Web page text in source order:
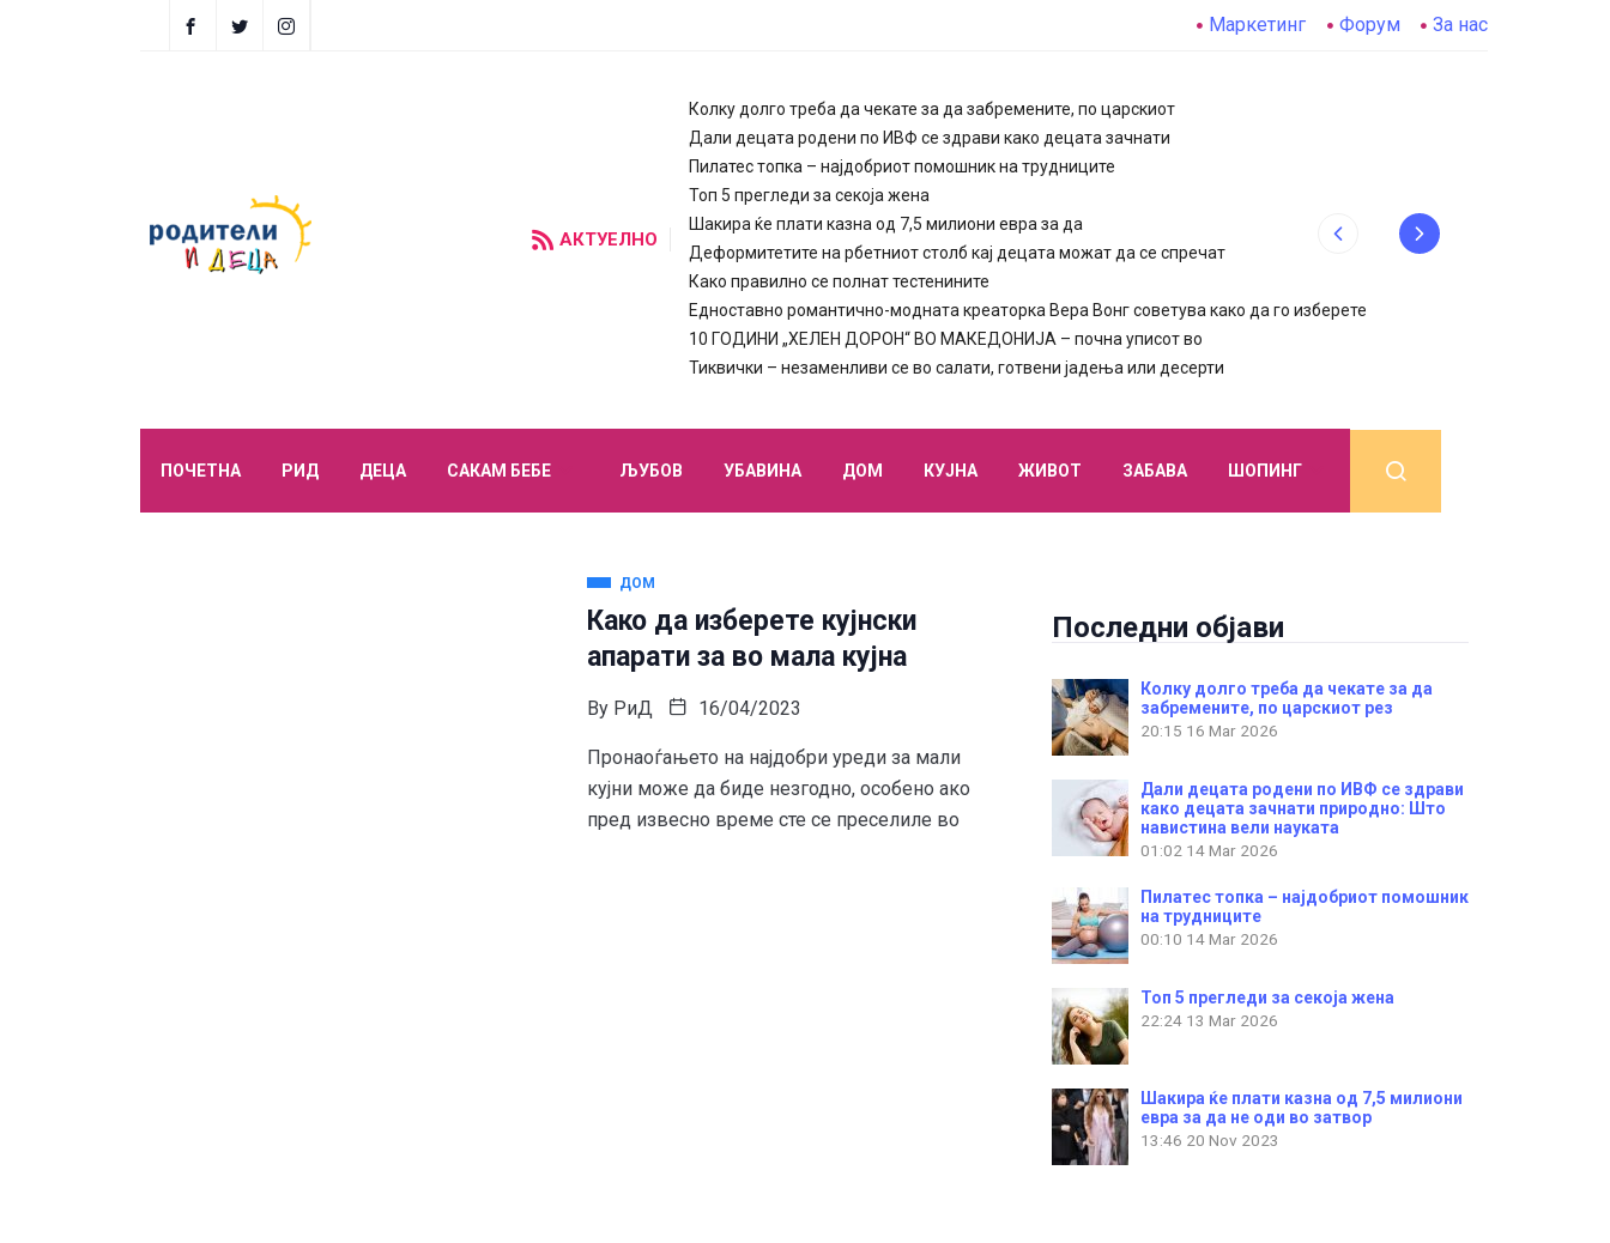
Маркетинг Форум За нас
АКТУЕЛНО
Колку долго треба да чекате за да забремените, по царскиот
Дали децата родени по ИВФ се здрави како децата зачнати
Пилатес топка – најдобриот помошник на трудниците
Топ 5 прегледи за секоја жена
Шакира ќе плати казна од 7,5 милиони евра за да
Деформитетите на рбетниот столб кај децата можат да се спречат
Како правилно се полнат тестенините
Едноставно романтично-модната креаторка Вера Вонг советува како да го изберете
10 ГОДИНИ „ХЕЛЕН ДОРОН“ ВО МАКЕДОНИЈА – почна уписот во
Тиквички – незаменливи се во салати, готвени јадења или десерти
ПОЧЕТНА РИД ДЕЦА САКАМ БЕБЕ ЉУБОВ УБАВИНА ДОМ КУЈНА ЖИВОТ ЗАБАВА ШОПИНГ
ДОМ
Како да изберете кујнски
апарати за во мала кујна
By РиД 16/04/2023
Пронаоѓањето на најдобри уреди за мали
кујни може да биде незгодно, особено ако
пред извесно време сте се преселиле во
Последни објави
Колку долго треба да чекате за да
забремените, по царскиот рез
20:15 16 Mar 2026
Дали децата родени по ИВФ се здрави
како децата зачнати природно: Што
навистина вели науката
01:02 14 Mar 2026
Пилатес топка – најдобриот помошник
на трудниците
00:10 14 Mar 2026
Топ 5 прегледи за секоја жена
22:24 13 Mar 2026
Шакира ќе плати казна од 7,5 милиони
евра за да не оди во затвор
13:46 20 Nov 2023